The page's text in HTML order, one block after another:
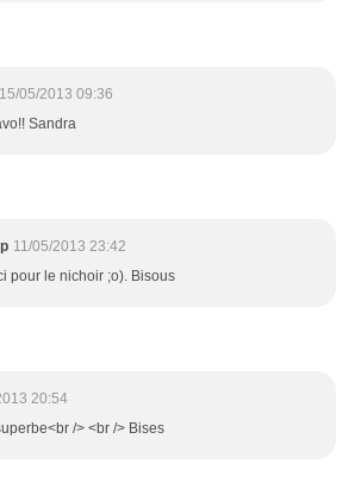
15/05/2013 09:36
Sandra
11/05/2013 23:42
pour le nichoir ;o). Bisous
20:54
/> <br /> Bises